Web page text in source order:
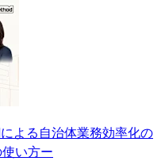
よる自治体業務効率化の
い方ー